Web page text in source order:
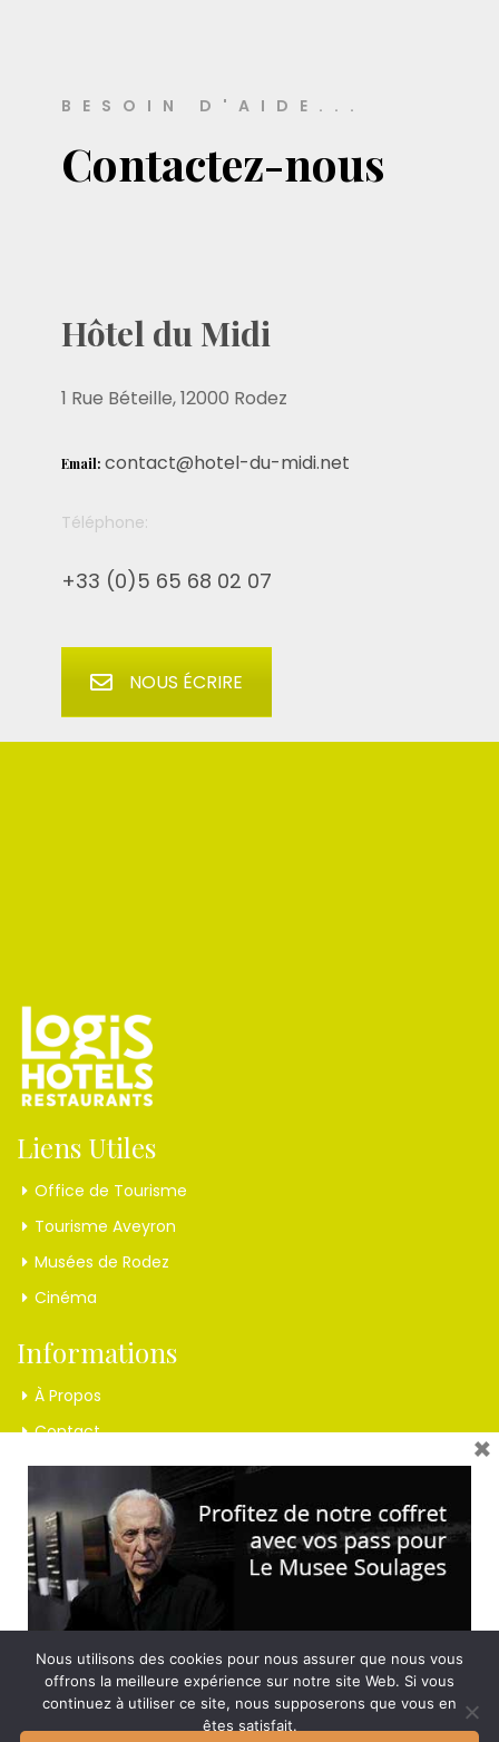
BESOIN D'AIDE...
Contactez-nous
Hôtel du Midi
1 Rue Béteille, 12000 Rodez
Email: contact@hotel-du-midi.net
Téléphone:
+33 (0)5 65 68 02 07
NOUS ÉCRIRE
Liens Utiles
Office de Tourisme
Tourisme Aveyron
Musées de Rodez
Cinéma
Informations
À Propos
Contact
Mentions Légales
Inscrivez-vous à la lettre !
Et recevez nos dernières nouvelles
Nous utilisons des cookies pour nous assurer que nous vous
offrons la meilleure expérience sur notre site Web. Si vous
continuez à utiliser ce site, nous supposerons que vous en
êtes satisfait.
×